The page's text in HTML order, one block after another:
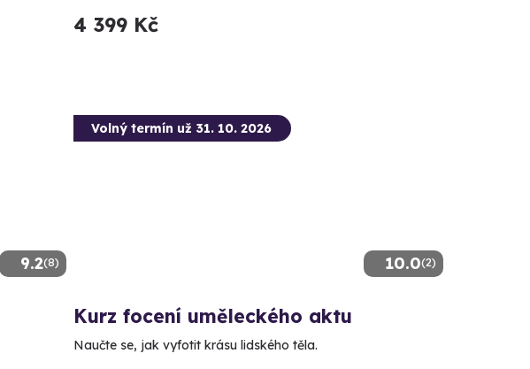
4 399 Kč
9.2(8) 10.0(2)
Volný termín už 31. 10. 2026
Kurz focení uměleckého aktu
Naučte se, jak vyfotit krásu lidského těla.